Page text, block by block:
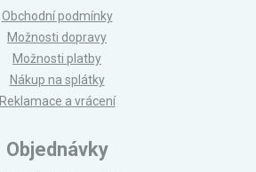
Obchodní podmínky
Možnosti dopravy
Možnosti platby
Nákup na splátky
Reklamace a vrácení
Objednávky